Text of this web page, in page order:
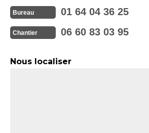
Bureau 01 64 04 36 25
Chantier 06 60 83 03 95
Nous localiser